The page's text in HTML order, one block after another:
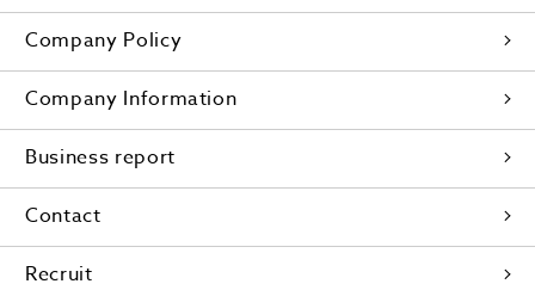
Company Policy
Company Information
Business report
Contact
Recruit